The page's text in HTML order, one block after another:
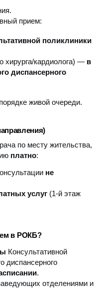
прием:
поликлиники
хирурга/кардиолога) — в
диспансерного
живой очереди.
по месту жительства,
платно:
не
услуг (1-й этаж
в РОКБ?
Консультативной
диспансерного
.
отделениями и